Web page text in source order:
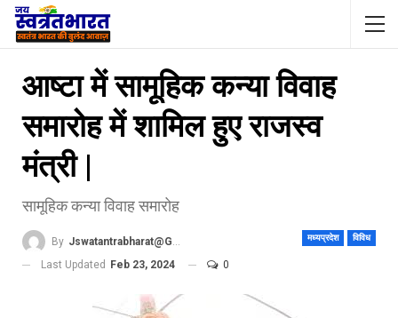
आष्टा में सामूहिक कन्या विवाह
समारोह में शामिल हुए राजस्व
मंत्री |
सामूहिक कन्या विवाह समारोह
मध्यप्रदेश विविध
By Jswatantrabharat@gmail.com
Last Updated Feb 23, 2024 0